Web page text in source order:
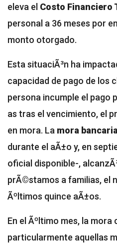
eleva el Costo Financiero
personal a 36 meses por
monto otorgado.
Esta situaciÃ³n ha
capacidad de pago de los
persona incumple el pago
as tras el vencimiento, el
en mora. La mora bancaria
durante el aÃ±o y, en
oficial disponible-,
prÃ©stamos a familias, el
Ãºltimos quince aÃ±os.
En el Ãºltimo mes, la
particularmente aquellas